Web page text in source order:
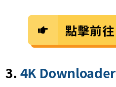
點擊前往
3. 4K Downloader